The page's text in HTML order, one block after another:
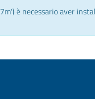
è necessario aver